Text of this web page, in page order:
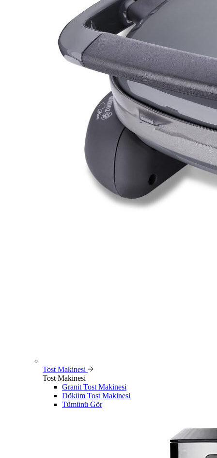
Tost Makinesi
Tost Makinesi
Granit Tost Makinesi
Döküm Tost Makinesi
Tümünü Gör